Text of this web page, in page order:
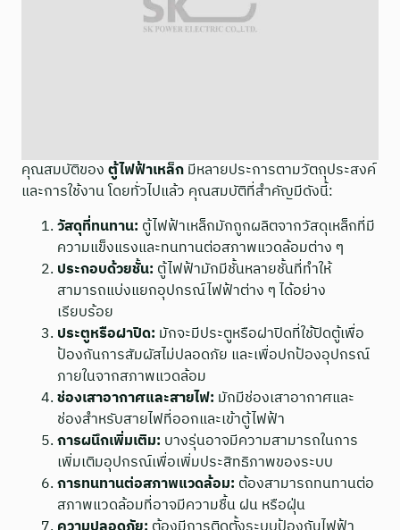
คุณสมบัติของตู้ไฟฟ้าเหล็กมีหลายประการตามวัตถุประสงค์
และการใช้งาน โดยทั่วไปแล้ว คุณสมบัติที่สำคัญมีดังนี้:
วัสดุที่ทนทาน: ตู้ไฟฟ้าเหล็กมักถูกผลิตจากวัสดุเหล็กที่มี
ความแข็งแรงและทนทานต่อสภาพแวดล้อมต่าง ๆ
ประกอบด้วยชั้น: ตู้ไฟฟ้ามักมีชั้นหลายชั้นที่ทำให้
สามารถแบ่งแยกอุปกรณ์ไฟฟ้าต่าง ๆ ได้อย่าง
เรียบร้อย
ประตูหรือฝาปิด: มักจะมีประตูหรือฝาปิดที่ใช้ปิดตู้เพื่อ
ป้องกันการสัมผัสไม่ปลอดภัย และเพื่อปกป้องอุปกรณ์
ภายในจากสภาพแวดล้อม
ช่องเสาอากาศและสายไฟ: มักมีช่องเสาอากาศและ
ช่องสำหรับสายไฟที่ออกและเข้าตู้ไฟฟ้า
การผนึกเพิ่มเติม: บางรุ่นอาจมีความสามารถในการ
เพิ่มเติมอุปกรณ์เพื่อเพิ่มประสิทธิภาพของระบบ
การทนทานต่อสภาพแวดล้อม: ต้องสามารถทนทานต่อ
สภาพแวดล้อมที่อาจมีความชื้น ฝน หรือฝุ่น